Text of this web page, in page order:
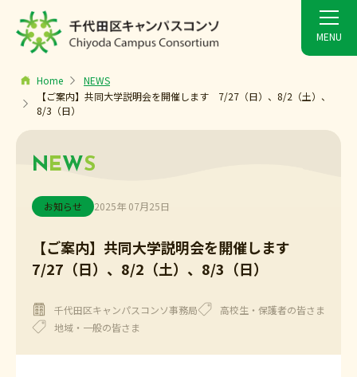
Home
NEWS
【ご案内】共同大学説明会を開催します 7/27（日）、8/2（土）、
8/3（日）
NEWS
お知らせ 2025年 07月25日
【ご案内】共同大学説明会を開催します
7/27（日）、8/2（土）、8/3（日）
千代田区キャンパスコンソ事務局
高校生・保護者の皆さま
地域・一般の皆さま